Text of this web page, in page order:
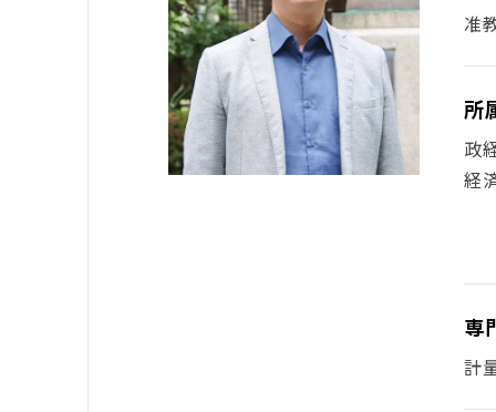
准
所
政
経
専
計